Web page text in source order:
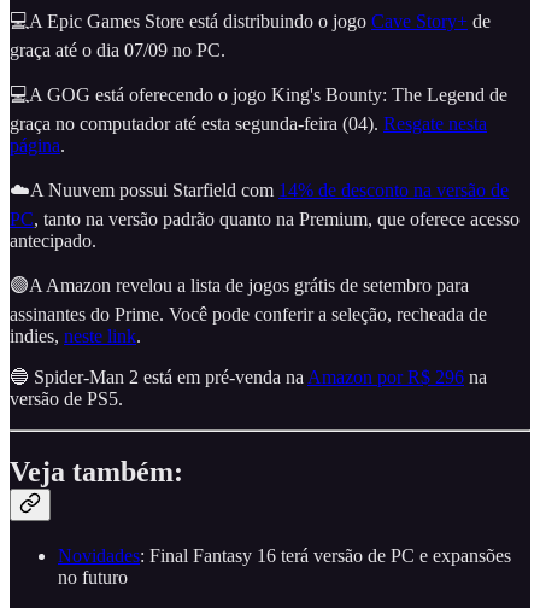
💻A Epic Games Store está distribuindo o jogo Cave Story+ de
graça até o dia 07/09 no PC.
💻A GOG está oferecendo o jogo King's Bounty: The Legend de
graça no computador até esta segunda-feira (04). Resgate nesta
página.
☁️A Nuuvem possui Starfield com 14% de desconto na versão de
PC, tanto na versão padrão quanto na Premium, que oferece acesso
antecipado.
🟣A Amazon revelou a lista de jogos grátis de setembro para
assinantes do Prime. Você pode conferir a seleção, recheada de
indies, neste link.
🔵 Spider-Man 2 está em pré-venda na Amazon por R$ 296 na
versão de PS5.
Veja também:
Novidades: Final Fantasy 16 terá versão de PC e expansões
no futuro